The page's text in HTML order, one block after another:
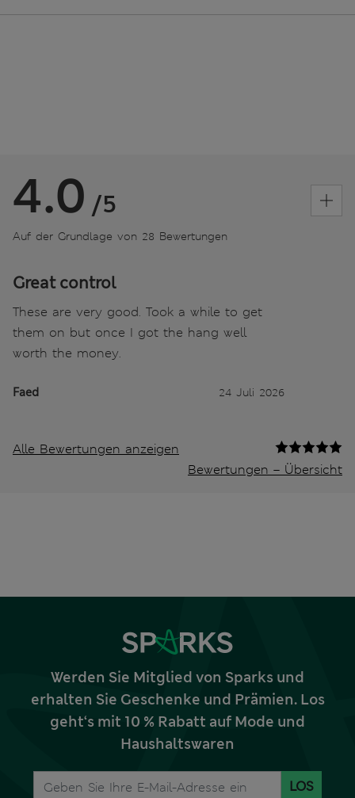
4.0 /5
Auf der Grundlage von 28 Bewertungen
Great control
These are very good. Took a while to get
them on but once I got the hang well
worth the money.
Faed 24 Juli 2026
Alle Bewertungen anzeigen
Bewertungen – Übersicht
Werden Sie Mitglied von Sparks und
erhalten Sie Geschenke und Prämien. Los
geht‘s mit 10 % Rabatt auf Mode und
Haushaltswaren
LOS